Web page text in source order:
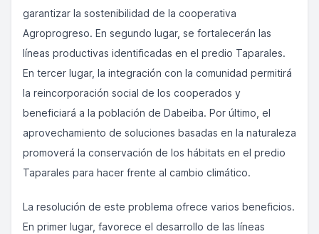
garantizar la sostenibilidad de la cooperativa
Agroprogreso. En segundo lugar, se fortalecerán las
líneas productivas identificadas en el predio Taparales.
En tercer lugar, la integración con la comunidad permitirá
la reincorporación social de los cooperados y
beneficiará a la población de Dabeiba. Por último, el
aprovechamiento de soluciones basadas en la naturaleza
promoverá la conservación de los hábitats en el predio
Taparales para hacer frente al cambio climático.
La resolución de este problema ofrece varios beneficios.
En primer lugar, favorece el desarrollo de las líneas